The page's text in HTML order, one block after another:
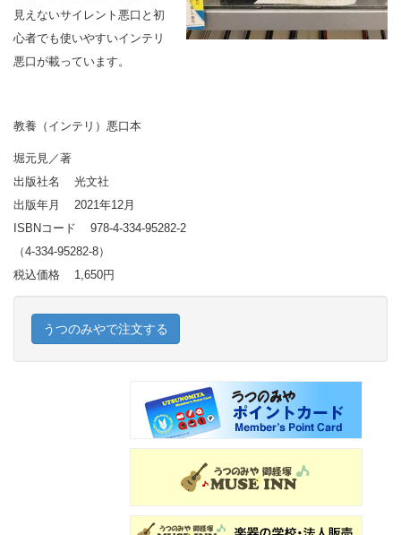
見えないサイレント悪口と初
心者でも使いやすいインテリ
悪口が載っています。
教養（インテリ）悪口本
堀元見／著
出版社名 光文社
出版年月 2021年12月
ISBNコード 978-4-334-95282-2
（4-334-95282-8）
税込価格 1,650円
うつのみやで注文する